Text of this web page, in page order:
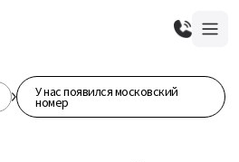
У нас появился московский
номер